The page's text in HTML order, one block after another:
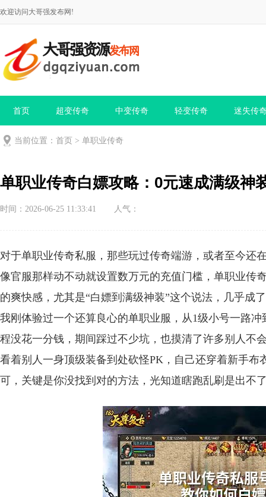
欢迎访问大哥强发布网!
首页 超变传奇 中变传奇 轻变传奇 迷失传
当前位置： 首页 > 单职业传奇
单职业传奇白嫖攻略：0元速成满级神
时间：2026-06-25 11:33:41 人气：
对于单职业传奇私服，那些玩过传奇端游，或者至今
像官服那样动不动就设置数万元的充值门槛，单职业传
的爽快感，尤其是“白嫖到满级神装”这个说法，几乎成
我刚体验过一个还算良心的单职业服，从1级小号一路
程没花一分钱，期间踩过不少坑，也摸清了许多别人不
看着别人一身顶级装备到处砍怪PK，自己还穿着新手
可，关键是你没找到对的方法，光知道瞎跑乱刷是出不